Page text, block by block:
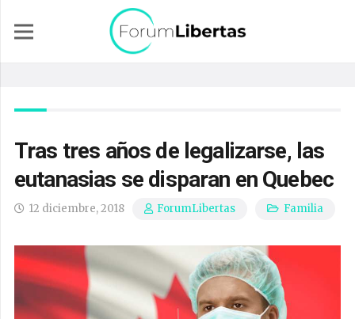
Tras tres años de legalizarse, las
eutanasias se disparan en Quebec
12 diciembre, 2018 ForumLibertas Familia